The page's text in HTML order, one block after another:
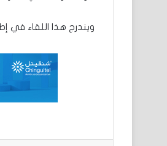
ويندرج هذا اللقاء في